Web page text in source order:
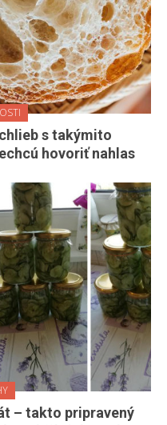
s takýmito
hovoriť nahlas
– takto pripravený